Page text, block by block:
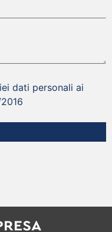
dati personali ai